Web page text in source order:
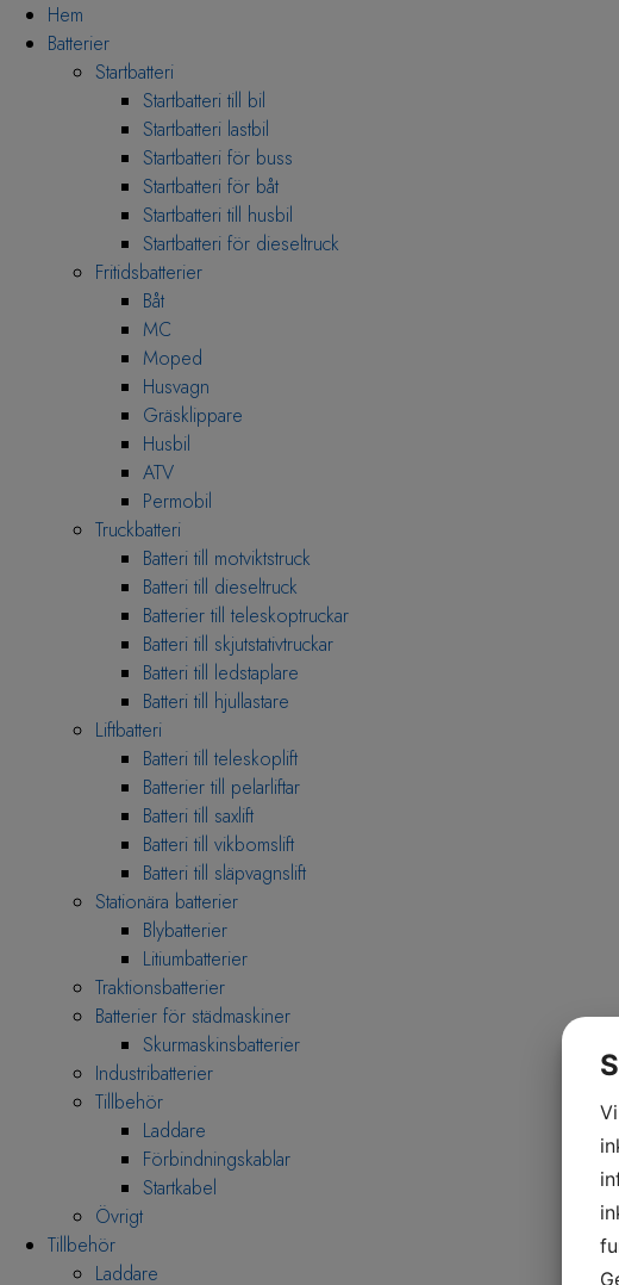
Hem
Batterier
Startbatteri
Startbatteri till bil
Startbatteri lastbil
Startbatteri för buss
Startbatteri för båt
Startbatteri till husbil
Startbatteri för dieseltruck
Fritidsbatterier
Båt
MC
Moped
Husvagn
Gräsklippare
Husbil
ATV
Permobil
Truckbatteri
Batteri till motviktstruck
Batteri till dieseltruck
Batterier till teleskoptruckar
Batteri till skjutstativtruckar
Batteri till ledstaplare
Batteri till hjullastare
Liftbatteri
Batteri till teleskoplift
Batterier till pelarliftar
Batteri till saxlift
Batteri till vikbomslift
Batteri till släpvagnslift
Stationära batterier
Blybatterier
Litiumbatterier
Traktionsbatterier
Batterier för städmaskiner
Skurmaskinsbatterier
Industribatterier
Tillbehör
Laddare
Förbindningskablar
Startkabel
Övrigt
Tillbehör
Laddare